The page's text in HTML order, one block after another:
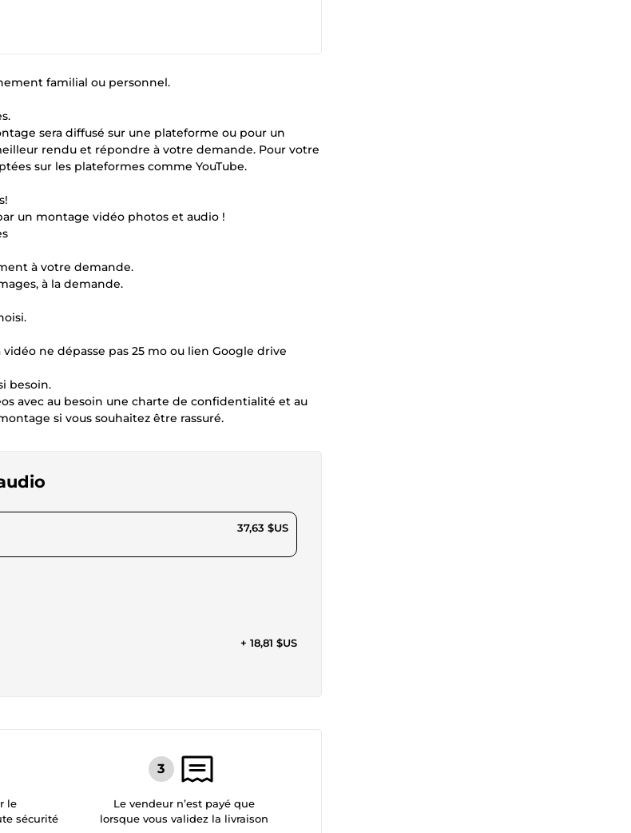
familial ou personnel.
sera diffusé sur une plateforme ou pour un
rendu et répondre à votre demande. Pour votre
sur les plateformes comme YouTube.
un montage vidéo photos et audio !
à votre demande.
à la demande.
ne dépasse pas 25 mo ou lien Google drive
besoin.
avec au besoin une charte de confidentialité et au
si vous souhaitez être rassuré.
37,63 $US
+ 18,81 $US
le
sécurité
Le vendeur n’est payé que
lorsque vous validez la livraison